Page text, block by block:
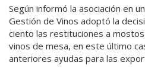
Según informó la asociación en
Gestión de Vinos adoptó la
ciento las restituciones a
vinos de mesa, en este último
anteriores ayudas para las